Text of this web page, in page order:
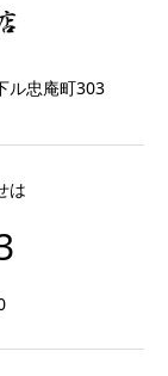
ル忠庵町303
は